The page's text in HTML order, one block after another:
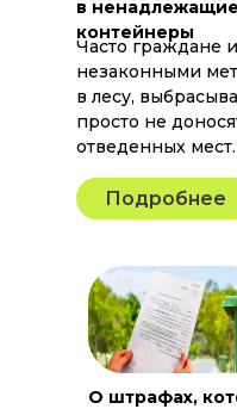
в
контейнеры
Часто граждане
незаконными
в лесу,
просто не
отведенных мест.
Подробнее
О штрафах,